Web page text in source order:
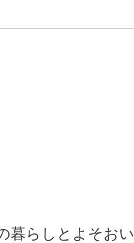
暮らしとよそおい